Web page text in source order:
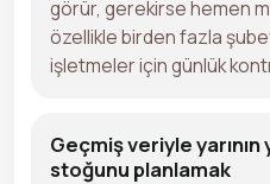
görür, gerekirse hemen
özellikle birden fazla
işletmeler için günlük
Geçmiş veriyle
stoğunu planlamak